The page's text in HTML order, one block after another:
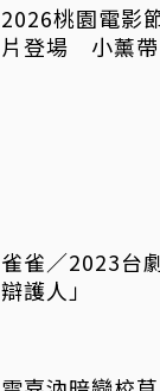
2026桃園電影
片登場 小薰帶
雀雀／2023台
辯護人」